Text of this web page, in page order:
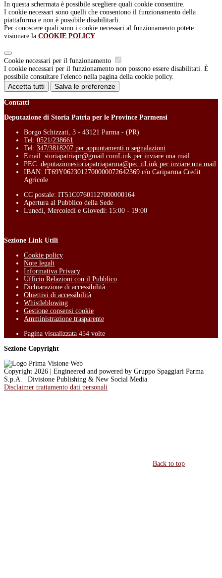
In questa schermata è possibile scegliere quali cookie consentire.
I cookie necessari sono quelli che consentono il funzionamento della
piattaforma e non è possibile disabilitarli.
Per conoscere quali sono i cookie necessari al funzionamento potete
visionare la COOKIE POLICY.
Cookie necessari per il funzionamento
I cookie necessari per il funzionamento non possono essere disabilitati. È
possibile consultare l'elenco nella pagina della cookie policy.
Accetta tutti Salva le preferenze
Contatti
Deputazione di Storia Patria per le Province Parmensi
Borgo Schizzati, 3 - 43121 Parma - (PR)
Tel: 0521/238661
Tel: 347/3818207 per appuntamenti o segnalazioni
Email: storiapatriapr@gmail.comLink per inviare una mail
PEC: deputazionestoriapatriaparma@pec.itLink per inviare una mail
IBAN: IT69Y0623012700000072642369 c/o Cariparma Credit
Agricole
CC postale: IT51C07601127000000164
Apertura al Pubblico della Sede
Lunedì, Mercoledì e Giovedì: 15:00 - 19:00
Sezione Link Utili
Cookie policy
Note legali
Informativa Privacy
Ufficio Relazioni con il Pubblico
Dichiarazione di accessibilità
Obiettivi di accessibilità
Whistleblowing
Gestione consensi cookie
Amministrazione trasparente
Pagina visualizzata 454 volte
Sezione Copyright
Copyright 2026 | Engineered and powered by Gruppo Spaggiari Parma
S.p.A. | Divisione Publishing & New Social Media
Disclaimer trattamento dati personali
Back to top